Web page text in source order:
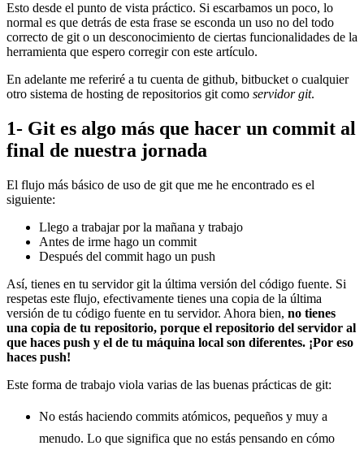
Esto desde el punto de vista práctico. Si escarbamos un poco, lo
normal es que detrás de esta frase se esconda un uso no del todo
correcto de git o un desconocimiento de ciertas funcionalidades de la
herramienta que espero corregir con este artículo.
En adelante me referiré a tu cuenta de github, bitbucket o cualquier
otro sistema de hosting de repositorios git como servidor git.
1- Git es algo más que hacer un commit al
final de nuestra jornada
El flujo más básico de uso de git que me he encontrado es el
siguiente:
Llego a trabajar por la mañana y trabajo
Antes de irme hago un commit
Después del commit hago un push
Así, tienes en tu servidor git la última versión del código fuente. Si
respetas este flujo, efectivamente tienes una copia de la última
versión de tu código fuente en tu servidor. Ahora bien, no tienes
una copia de tu repositorio, porque el repositorio del servidor al
que haces push y el de tu máquina local son diferentes. ¡Por eso
haces push!
Este forma de trabajo viola varias de las buenas prácticas de git:
No estás haciendo commits atómicos, pequeños y muy a
menudo. Lo que significa que no estás pensando en cómo